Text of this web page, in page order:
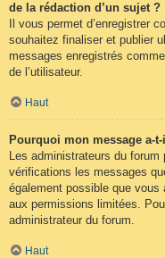
de la rédaction d’un sujet ?
Il vous permet d’enregistrer
souhaitez finaliser et publier
messages enregistrés
de l’utilisateur.
Haut
Pourquoi mon message a-
Les administrateurs du
vérifications les messages
également possible que vous
aux permissions limitées.
administrateur du forum.
Haut